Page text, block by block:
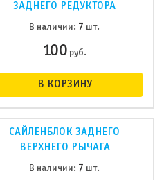
ЗАДНЕГО РЕДУКТОРА
В наличии: 7 шт.
100руб.
В КОРЗИНУ
САЙЛЕНБЛОК ЗАДНЕГО
ВЕРХНЕГО РЫЧАГА
В наличии: 7 шт.